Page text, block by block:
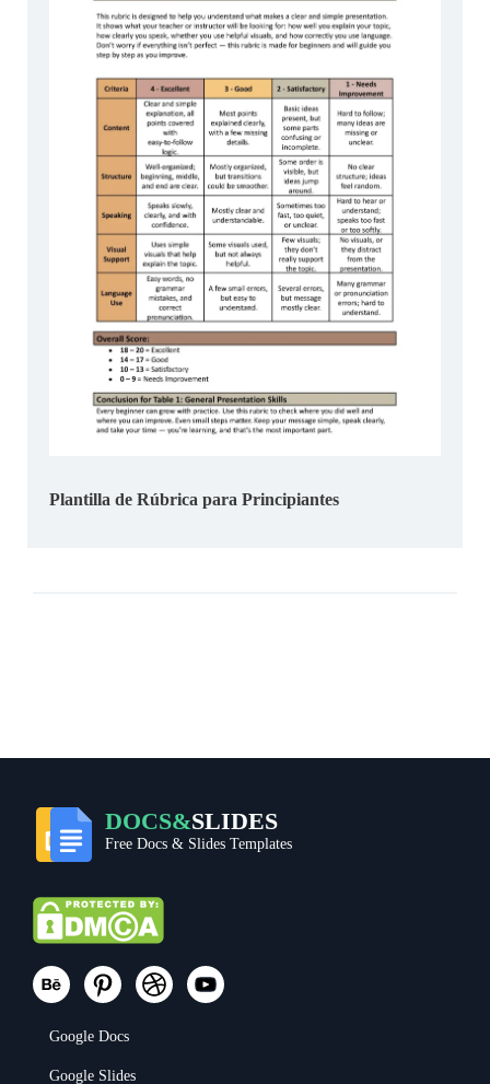
Plantilla de Rúbrica para Principiantes
DOCS&SLIDES
Free Docs & Slides Templates
Google Docs
Google Slides